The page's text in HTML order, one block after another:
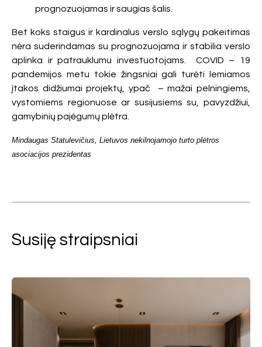
prognozuojamas ir saugias šalis.
Bet koks staigus ir kardinalus verslo sąlygų pakeitimas
nėra suderindamas su prognozuojama ir stabilia verslo
aplinka ir patrauklumu investuotojams. COVID – 19
pandemijos metu tokie žingsniai gali turėti lemiamos
įtakos didžiumai projektų, ypač – mažai pelningiems,
vystomiems regionuose ar susijusiems su, pavyzdžiui,
gamybinių pajėgumų plėtra.
Mindaugas Statulevičius, Lietuvos nekilnojamojo turto plėtros
asociacijos prezidentas
Susiję straipsniai